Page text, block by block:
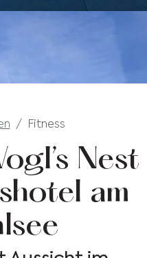
Fitness
Nest
am